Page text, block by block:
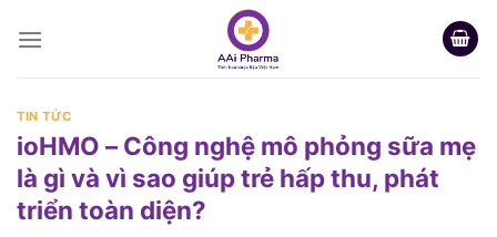
TIN TỨC
ioHMO – Công nghệ mô phỏng sữa mẹ
là gì và vì sao giúp trẻ hấp thu, phát
triển toàn diện?